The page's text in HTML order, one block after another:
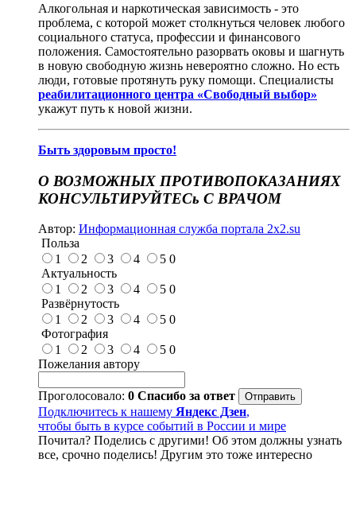
Алкогольная и наркотическая зависимость - это
проблема, с которой может столкнуться человек любого
социального статуса, профессии и финансового
положения. Самостоятельно разорвать оковы и шагнуть
в новую свободную жизнь невероятно сложно. Но есть
люди, готовые протянуть руку помощи. Специалисты
реабилитационного центра «Свободный выбор»
укажут путь к новой жизни.
Быть здоровым просто!
О ВОЗМОЖНЫХ ПРОТИВОПОКАЗАНИЯХ
КОНСУЛЬТИРУЙТЕСь С ВРАЧОМ
Автор: Информационная служба портала 2x2.su
Польза
1
2 3 4 5 0
Актуальность
1
2 3 4 5 0
Развёрнутость
1
2 3 4 5 0
Фотография
1
2 3 4 5 0
Пожелания автору
Проголосовало: 0 Спасибо за ответ
Подключитесь к нашему Яндекс Дзен,
чтобы быть в курсе событий в России и мире
Почитал? Поделись с другими! Об этом должны узнать
все, срочно поделись! Другим это тоже интересно